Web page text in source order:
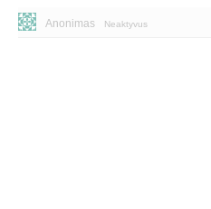
Anonimas Neaktyvus